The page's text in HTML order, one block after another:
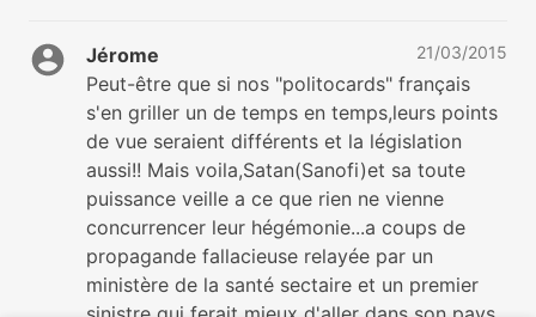
Jérome 21/03/2015
Peut-être que si nos "politocards" français
s'en griller un de temps en temps,leurs points
de vue seraient différents et la législation
aussi!! Mais voila,Satan(Sanofi)et sa toute
puissance veille a ce que rien ne vienne
concurrencer leur hégémonie...a coups de
propagande fallacieuse relayée par un
ministère de la santé sectaire et un premier